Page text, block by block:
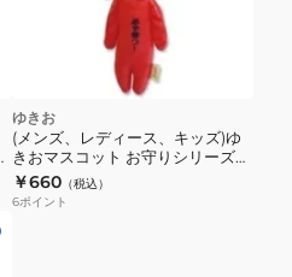
ゆきお
(メンズ、レディース、キッズ)ゆ
きおマスコット お守りシリーズ
必勝 AMS041ヒッショウ
￥660 （税込）
6ポイント